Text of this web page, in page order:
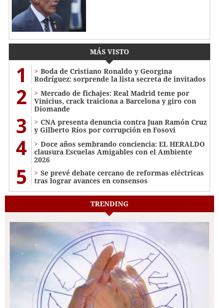
MÁS VISTO
1
Boda de Cristiano Ronaldo y Georgina
Rodríguez: sorprende la lista secreta de invitados
2
Mercado de fichajes: Real Madrid teme por
Vinicius, crack traiciona a Barcelona y giro con
Diomande
3
CNA presenta denuncia contra Juan Ramón Cruz
y Gilberto Ríos por corrupción en Fosovi
4
Doce años sembrando conciencia: EL HERALDO
clausura Escuelas Amigables con el Ambiente
2026
5
Se prevé debate cercano de reformas eléctricas
tras lograr avances en consensos
TRENDING